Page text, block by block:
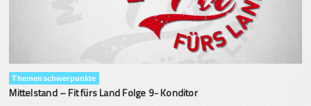
Themenschwerpunkte
Mittelstand – Fit fürs Land Folge 9- Konditor